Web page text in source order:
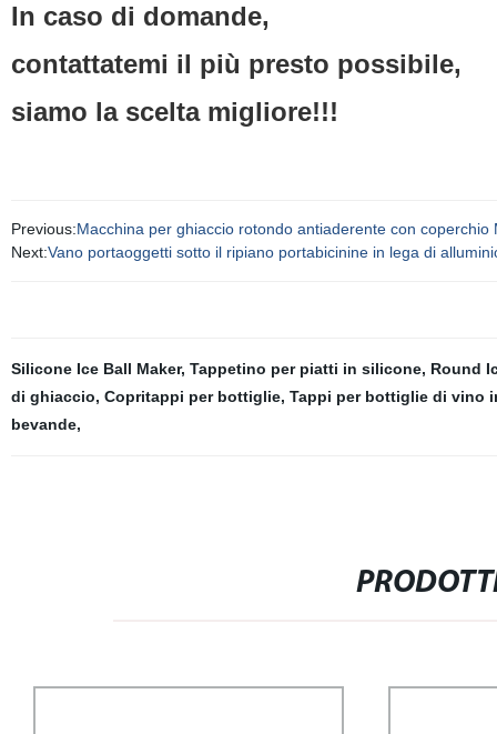
In caso di domande,
contattatemi il più presto possibile,
siamo la scelta migliore!!!
Previous:Macchina per ghiaccio rotondo antiaderente con coperchio
Next:Vano portaoggetti sotto il ripiano portabicinine in lega di
Silicone Ice Ball Maker, Tappetino per piatti in silicone, Round
di ghiaccio, Copritappi per bottiglie, Tappi per bottiglie di vino
bevande,